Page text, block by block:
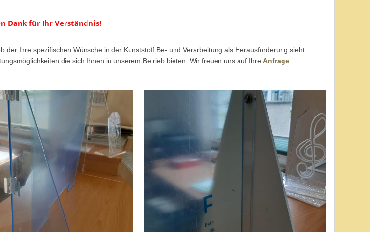
Dank für Ihr Verständnis!
Ihre spezifischen Wünsche in der Kunststoff Be- und Verarbeitung als Herausforderung sieht.
die sich Ihnen in unserem Betrieb bieten. Wir freuen uns auf Ihre Anfrage